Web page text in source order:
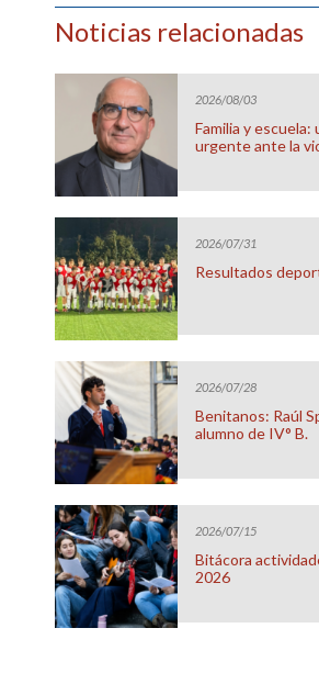
Noticias relacionadas
2026/08/03
Familia y escuela:
urgente ante la
2026/07/31
Resultados
2026/07/28
Benitanos: Raúl
alumno de IV° B.
2026/07/15
Bitácora
2026